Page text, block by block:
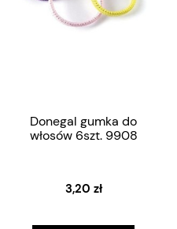
Donegal gumka do
włosów 6szt. 9908
3,20 zł